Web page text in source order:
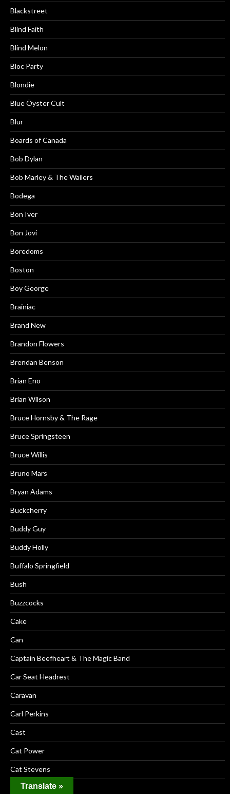
Blackstreet
Blind Faith
Blind Melon
Bloc Party
Blondie
Blue Öyster Cult
Blur
Boards of Canada
Bob Dylan
Bob Marley & The Wailers
Bodega
Bon Iver
Bon Jovi
Boredoms
Boston
Boy George
Brainiac
Brand New
Brandon Flowers
Brendan Benson
Brian Eno
Brian Wilson
Bruce Hornsby & The Rage
Bruce Springsteen
Bruce Willis
Bruno Mars
Bryan Adams
Buckcherry
Buddy Guy
Buddy Holly
Buffalo Springfield
Bush
Buzzcocks
Cake
Can
Captain Beefheart & The Magic Band
Car Seat Headrest
Caravan
Carl Perkins
Cast
Cat Power
Cat Stevens
Chance the Rapper
Translate »